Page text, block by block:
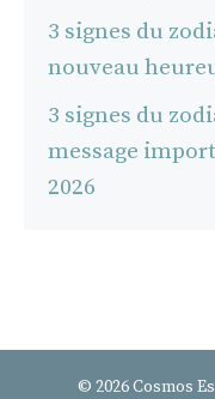
3 signes du
nouveau
3 signes du
message
2026
© 2026 Cosmos